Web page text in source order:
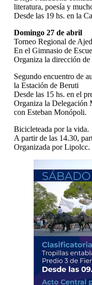
literatura, poesía y
Desde las 19 hs. en la
Domingo 27 de abril
Torneo Regional de
En el Gimnasio de
Organiza la dirección de
Segundo encuentro de
la Estación de Beruti
Desde las 15 hs. en el
Organiza la Delegación
con Esteban Monópoli.
Bicicleteada por la vida.
A partir de las 14.30,
Organizada por Lipolcc.